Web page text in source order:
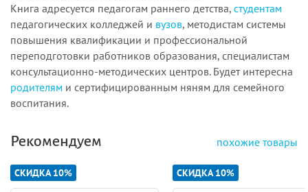
Книга адресуется педагогам раннего детства, студентам
педагогических колледжей и вузов, методистам системы
повышения квалификации и профессиональной
переподготовки работников образования, специалистам
консультационно-методических центров. Будет интересна
родителям и сертифицированным няням для семейного
воспитания.
Рекомендуем похожие товары
СКИДКА 10% СКИДКА 10%